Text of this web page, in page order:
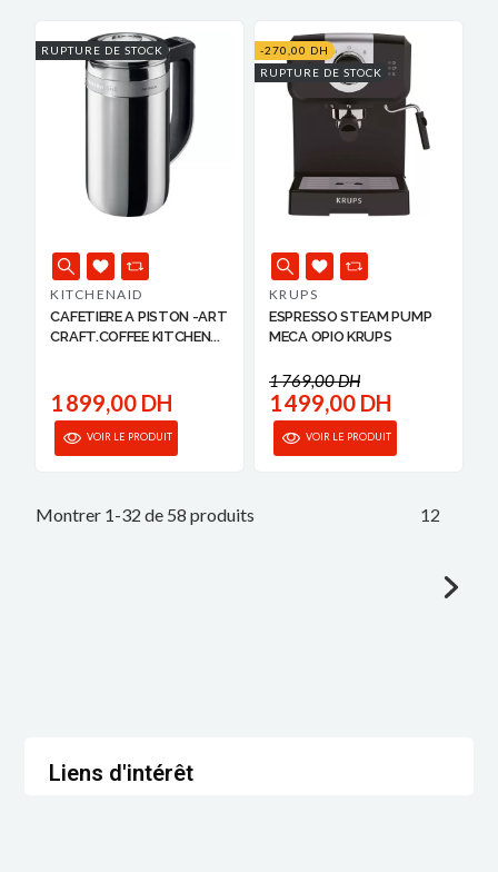
RUPTURE DE STOCK
KITCHENAID
CAFETIERE A PISTON -ART
CRAFT.COFFEE KITCHEN...
1 899,00 DH
VOIR LE PRODUIT
-270,00 DH
RUPTURE DE STOCK
KRUPS
ESPRESSO STEAM PUMP
MECA OPIO KRUPS
1 769,00 DH
1 499,00 DH
VOIR LE PRODUIT
Montrer 1-32 de 58 produits 12
Liens d'intérêt